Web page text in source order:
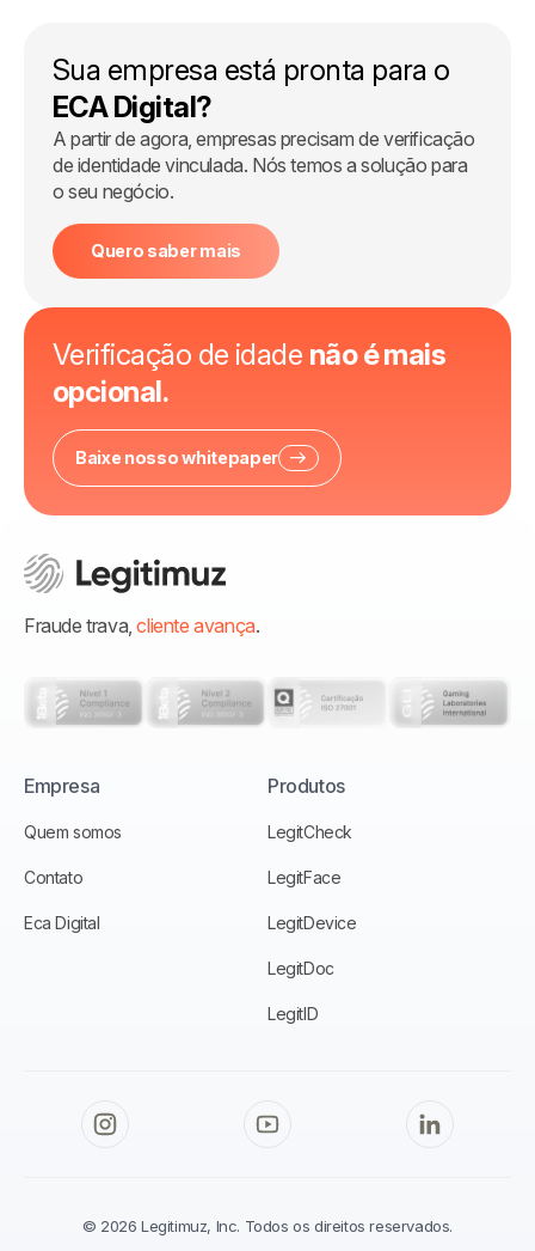
Sua empresa está pronta para o
ECA Digital?
A partir de agora, empresas precisam de verificação
de identidade vinculada. Nós temos a solução para
o seu negócio.
Quero saber mais
Verificação de idade não é mais
opcional.
Baixe nosso whitepaper
Fraude trava,cliente avança.
Empresa
Quem somos
Contato
Eca Digital
Produtos
LegitCheck
LegitFace
LegitDevice
LegitDoc
LegitID
© 2026 Legitimuz, Inc. Todos os direitos reservados.